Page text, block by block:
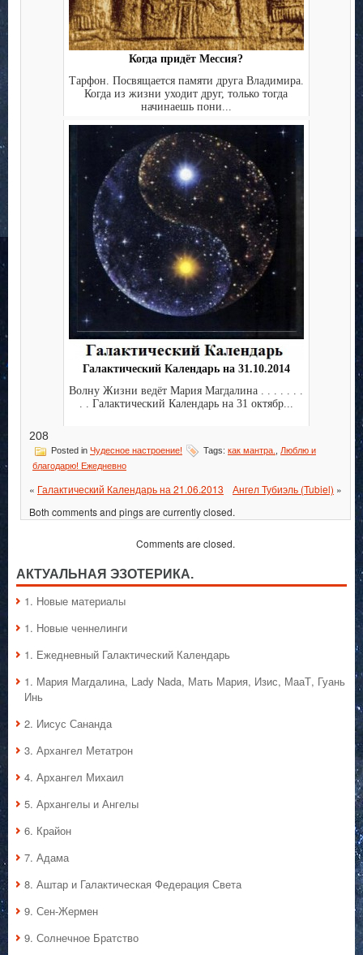
Когда придёт Мессия?
Тарфон. Посвящается памяти друга Владимира.
Когда из жизни уходит друг, только тогда
начинаешь пони...
Галактический Календарь на 31.10.2014
Волну Жизни ведёт Мария Магдалина . . . . . . .
. . Галактический Календарь на 31 октябр...
208
Posted in Чудесное настроение! Tags: как мантра.
Люблю и
благодарю! Ежедневно
« Галактический Календарь на 21.06.2013 Ангел Тубиэль (Tubiel) »
Both comments and pings are currently closed.
Comments are closed.
АКТУАЛЬНАЯ ЭЗОТЕРИКА.
1. Hовые материалы
1. Hовые ченнелинги
1. Ежедневный Галактический Календарь
1. Мария Магдалина, Lady Nada, Мать Мария, Изис, МааТ, Гуань
Инь
2. Иисус Сананда
3. Архангел Метатрон
4. Архангел Михаил
5. Архангелы и Ангелы
6. Крайон
7. Адама
8. Аштар и Галактическая Федерация Света
9. Сен-Жермен
9. Солнечное Братство